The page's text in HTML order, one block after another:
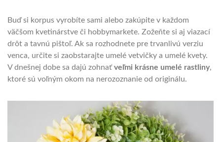
Buď si korpus vyrobíte sami alebo zakúpite v každom
väčšom kvetinárstve či hobbymarkete. Zožeňte si aj viazací
drôt a tavnú pištoľ. Ak sa rozhodnete pre trvanlivú verziu
venca, určite si zaobstarajte umelé vetvičky a umelé kvety.
V dnešnej dobe sa dajú zohnaťveľmi krásne umelé rastliny,
ktoré sú voľným okom na nerozoznanie od originálu.